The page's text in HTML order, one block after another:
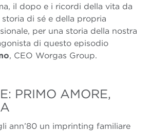
il dopo e i ricordi della vita da
di sé e della propria
per una storia della nostra
di questo episodio
, CEO Worgas Group.
PRIMO AMORE,
ann’80 un imprinting familiare